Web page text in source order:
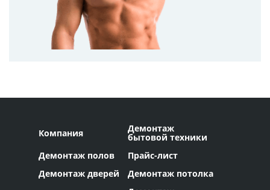
Компания Демонтаж
бытовой техники
Демонтаж полов
Прайс-лист
Демонтаж дверей
Демонтаж потолка